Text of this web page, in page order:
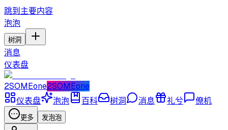
跳到主要内容
泡泡
树洞
消息
仪表盘
2SOMEone2SOMEone
仪表盘
泡泡 百科 树洞 消息 礼兮 僚机
更多 发泡泡